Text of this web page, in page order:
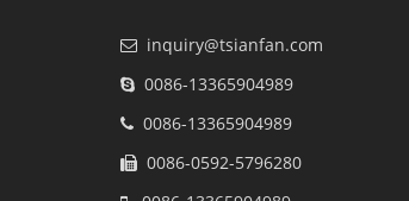
inquiry@tsianfan.com
0086-13365904989
0086-13365904989
0086-0592-5796280